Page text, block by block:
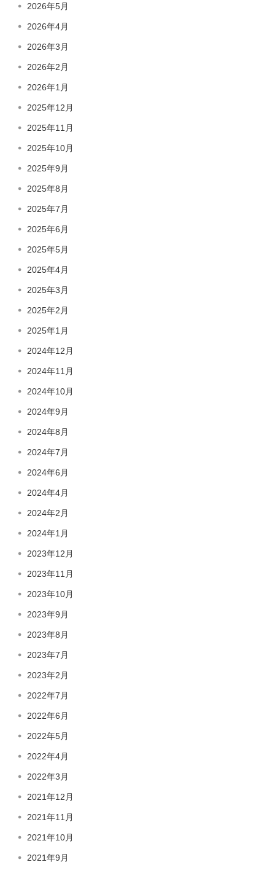
2026年5月
2026年4月
2026年3月
2026年2月
2026年1月
2025年12月
2025年11月
2025年10月
2025年9月
2025年8月
2025年7月
2025年6月
2025年5月
2025年4月
2025年3月
2025年2月
2025年1月
2024年12月
2024年11月
2024年10月
2024年9月
2024年8月
2024年7月
2024年6月
2024年4月
2024年2月
2024年1月
2023年12月
2023年11月
2023年10月
2023年9月
2023年8月
2023年7月
2023年2月
2022年7月
2022年6月
2022年5月
2022年4月
2022年3月
2021年12月
2021年11月
2021年10月
2021年9月